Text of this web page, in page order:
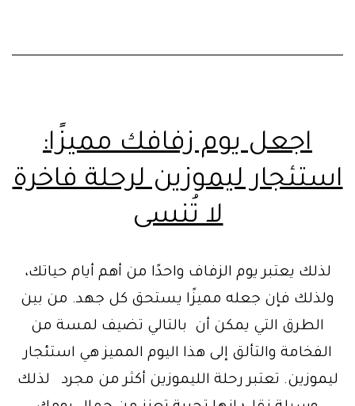
اجعل يوم زفافك مميزًا:
استئجار ليموزين لرحلة فاخرة
لا تُنسى
لذلك يعتبر يوم الزفاف واحدًا من أهم أيام حياتك،
ولذلك فإن جعله مميزًا يستحق كل جهد. من بين
الطرق التي يمكن أن بالتالي تضيف لمسة من
الفخامة والتألق إلى هذا اليوم المميز هي استئجار
ليموزين. تعتبر رحلة الليموزين أكثر من مجرد لذلك